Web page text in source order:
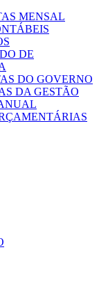
MENSAL
DE
DO GOVERNO
DA GESTÃO